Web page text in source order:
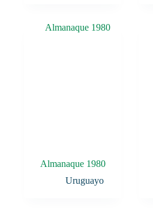
Almanaque 1980
Uruguayo